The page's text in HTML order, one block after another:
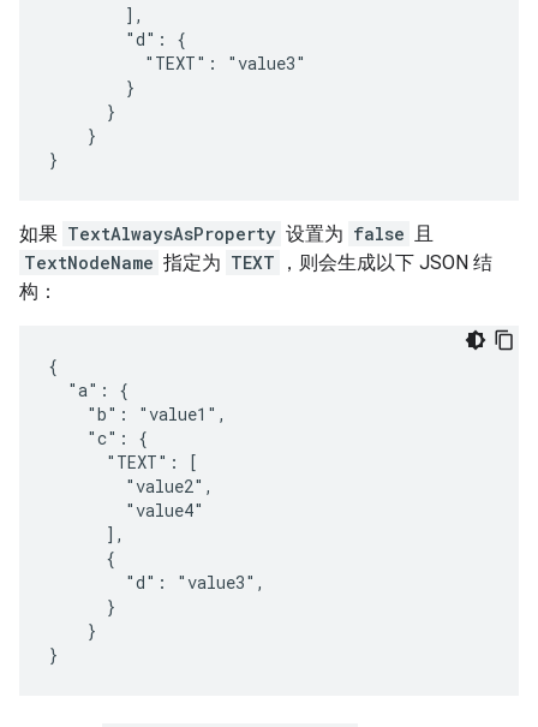
        ],
        "d": {
          "TEXT": "value3"
        }
      }
    }
}
如果 TextAlwaysAsProperty 设置为 false
且
TextNodeName 指定为 TEXT
，则会生成以下 JSON 结
构：
{
  "a": {
    "b": "value1",
    "c": {
      "TEXT": [
        "value2",
        "value4"
      ],
      {
        "d": "value3",
      }
    }
}